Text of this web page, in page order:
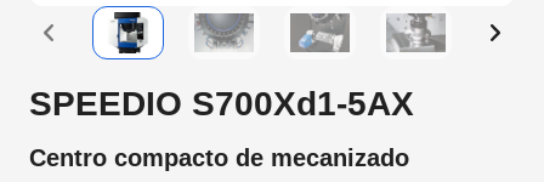
SPEEDIO S700Xd1-5AX
Centro compacto de mecanizado